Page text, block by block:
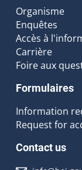
Organisme
Enquêtes
Accès à
Carrière
Foire aux
Formulaires
Information
Request for
Contact us